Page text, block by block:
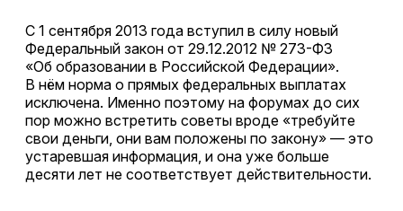
С 1 сентября 2013 года вступил в силу новый
Федеральный закон от 29.12.2012 № 273-ФЗ
«Об образовании в Российской Федерации».
В нём норма о прямых федеральных выплатах
исключена. Именно поэтому на форумах до сих
пор можно встретить советы вроде «требуйте
свои деньги, они вам положены по закону» — это
устаревшая информация, и она уже больше
десяти лет не соответствует действительности.